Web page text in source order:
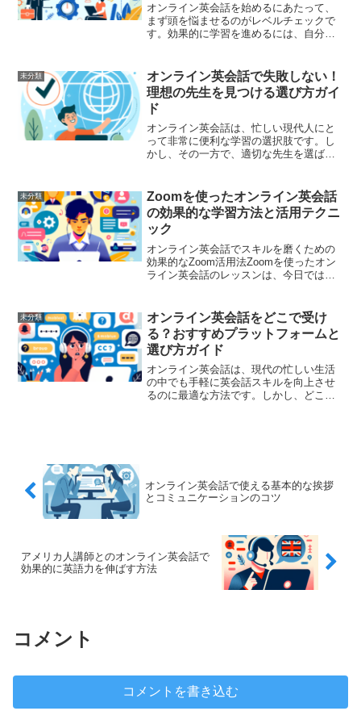
オンライン英会話を始めるにあたって、
まず頭を悩ませるのがレベルチェックで
す。効果的に学習を進めるには、自分の
記事では、オンライン英会話のレベルチ
ェックでその成果を最大化...
未分類
オンライン英会話で失敗しない！
理想の先生を見つける選び方ガイ
ド
オンライン英会話は、忙しい現代人にと
って非常に便利な学習の選択肢です。し
かし、その一方で、適切な先生を選ばな
ンライン英会話で失敗しないために知っ
ておくべき先生の選び方、...
未分類
Zoomを使ったオンライン英会話
の効果的な学習方法と活用テクニ
ック
オンライン英会話でスキルを磨くための
効果的なZoom活用法Zoomを使ったオン
ライン英会話のレッスンは、今日ではま
様な講師と柔軟に繋がれるという点で
す。とはいえ、ただ単...
未分類
オンライン英会話をどこで受け
る？おすすめプラットフォームと
選び方ガイド
オンライン英会話は、現代の忙しい生活
の中でも手軽に英会話スキルを向上させ
るのに最適な方法です。しかし、どこで
オンライン英会話で使える基本的な挨拶
とコミュニケーションのコツ
アメリカ人講師とのオンライン英会話で
効果的に英語力を伸ばす方法
コメント
コメントを書き込む